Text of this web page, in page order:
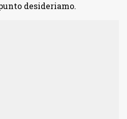
desideriamo.